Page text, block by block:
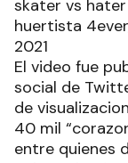
skater vs
huertista
2021
El video fue
social de
de
40 mil
entre quienes